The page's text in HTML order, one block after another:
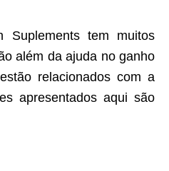
Suplements tem muitos
além da ajuda no ganho
relacionados com a
apresentados aqui são